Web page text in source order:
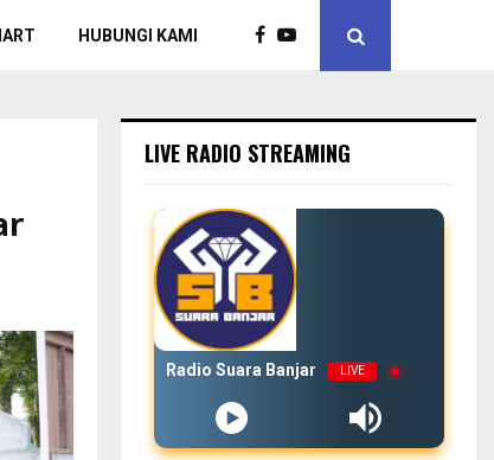
HUBUNGI KAMI
LIVE RADIO STREAMING
Radio Suara Banjar LIVE